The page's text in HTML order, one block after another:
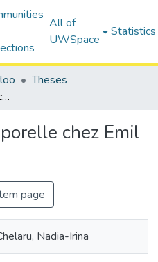
All of
UWSpace
Statistics
Theses
La dimension temporelle chez Emil Cioran
chez Emil
page
Nadia-Irina